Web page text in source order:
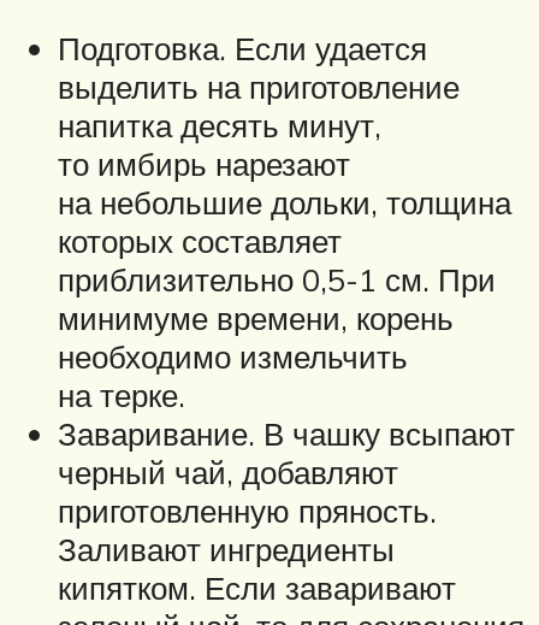
Подготовка. Если удается
выделить на приготовление
напитка десять минут,
то имбирь нарезают
на небольшие дольки, толщина
которых составляет
приблизительно 0,5-1 см. При
минимуме времени, корень
необходимо измельчить
на терке.
Заваривание. В чашку всыпают
черный чай, добавляют
приготовленную пряность.
Заливают ингредиенты
кипятком. Если заваривают